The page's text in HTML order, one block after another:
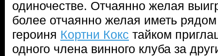
одиночестве. Отчаянно желая
более отчаянно желая иметь
героиня Кортни Кокс тайком
одного члена винного клуба за